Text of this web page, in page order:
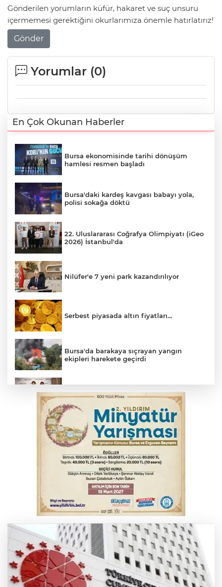
Gönderilen yorumların küfür, hakaret ve suç unsuru
içermemesi gerektiğini okurlarımıza önemle hatırlatırız!
Gönder
Yorumlar (0)
En Çok Okunan Haberler
Bursa ekonomisinde tarihi dönüşüm
hamlesi resmen başladı
Bursa'daki kardeş kavgası babayı yola,
polisi sokağa döktü
22. Uluslararası Coğrafya Olimpiyatı (iGeo
2026) İstanbul'da
Nilüfer'e 7 yeni park kazandırılıyor
Serbest piyasada altın fiyatları...
Bursa'da barakaya sıçrayan yangın
ekipleri harekete geçirdi
başladı
Yargıtay’dan primle çalışanlara müjde
Bursa’da bugün hava nasıl olacak?
Osmangazi’de iş arayanlara destek